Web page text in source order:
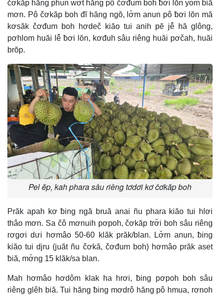
čơkăp hăng phun wơ̆t hăng pô čơđum boh ƀơi lŏn yom biă
mơn. Pô čơkăp boh đĭ hăng ngŏ, lơ̆m anun pô ƀơi lŏn mă
kơsăk čơđum boh hơdeč kiăo tui anih pĕ jê̆ hă glông,
pơhlom huăi lê̆ ƀơi lŏn, kơđuh sâu riêng huăi pơčah, huăi
brŏp.
Pel ĕp, kah phara sâu riêng tơdơi kơ čơkăp boh
Prăk apah kơ ƀing ngă bruă anai ñu phara kiăo tui hlơi
thâo mơn. Sa čô mơnuih pơpoh, čơkăp trơ̆i boh sâu riêng
rơgơi dưi hơmâo 50-60 klăk prăk/blan. Lơ̆m anun, ƀing
kiăo tui djru (juăt ñu čơkă, čơđum boh) hơmâo prăk aset
ƀiă, mơ̆ng 15 klăk/sa blan.
Mah hơmâo hơdôm klak ha hrơi, ƀing pơpoh boh sâu
riêng glêh biă. Tui hăng ƀing mơdrô hăng pô hmua, rơnoh